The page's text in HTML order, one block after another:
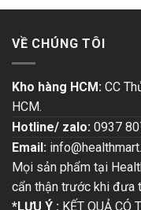
VỀ CHÚNG TÔI
Kho hàng HCM: CC
HCM.
Hotline/ zalo: 0937
Email:
Mọi sản phẩm tại
cẩn thận trước khi đưa
*LƯU Ý : KẾT QUẢ CÓ